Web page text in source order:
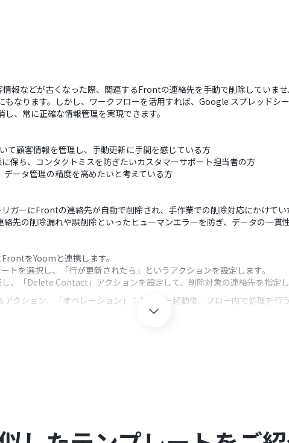
報などが古くなった際、関連するFrontの連絡先を手動で削除していま
もなります。しかし、ワークフローを活用すれば、Google スプレッド
、常に正確な情報管理を実現できます。
顧客情報を管理し、手動更新に手間を感じている方
保ち、コンタクトミスを防ぎたいカスタマーサポート担当者の方
ータ管理の精度を高めたいと考えている方
ガーにFrontの連絡先が自動で削除され、手作業での削除対応にかけて
先の削除漏れや誤削除といったヒューマンエラーを防ぎ、データの一貫
をYoomと連携します。
トを選択し、「行が更新されたら」というアクションを設定します。
、「Delete Contact」アクションを設定して、削除対象の連絡先を指定
クション、「オペレーション」：トリガー起動後、フロー内で処理を行